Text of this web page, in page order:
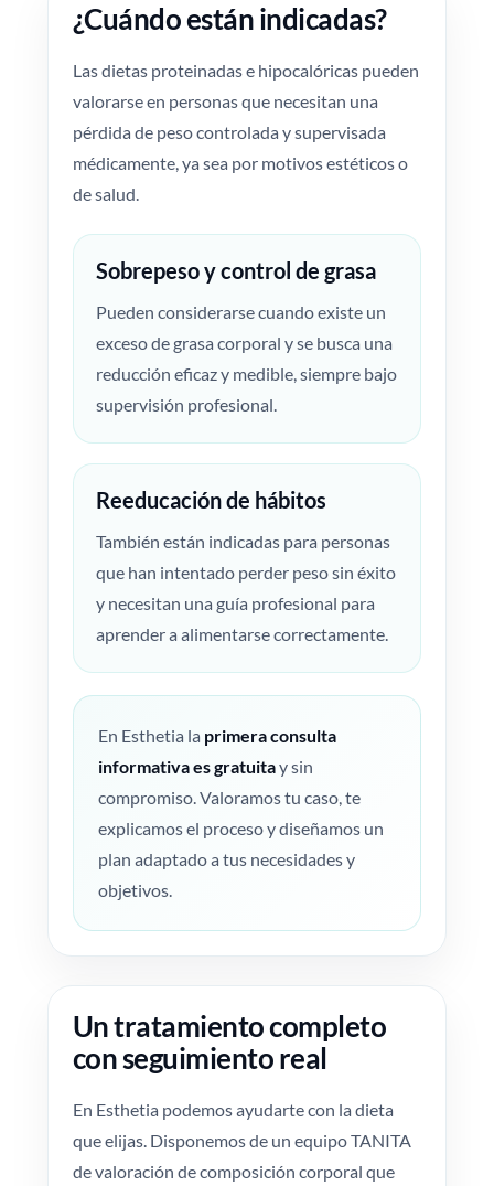
¿Cuándo están indicadas?
Las dietas proteinadas e hipocalóricas pueden
valorarse en personas que necesitan una
pérdida de peso controlada y supervisada
médicamente, ya sea por motivos estéticos o
de salud.
Sobrepeso y control de grasa
Pueden considerarse cuando existe un
exceso de grasa corporal y se busca una
reducción eficaz y medible, siempre bajo
supervisión profesional.
Reeducación de hábitos
También están indicadas para personas
que han intentado perder peso sin éxito
y necesitan una guía profesional para
aprender a alimentarse correctamente.
En Esthetia la primera consulta
informativa es gratuitay sin
compromiso. Valoramos tu caso, te
explicamos el proceso y diseñamos un
plan adaptado a tus necesidades y
objetivos.
Un tratamiento completo
con seguimiento real
En Esthetia podemos ayudarte con la dieta
que elijas. Disponemos de un equipo TANITA
de valoración de composición corporal que